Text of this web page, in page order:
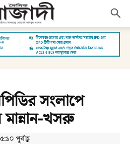
সংলাপে
খসরু
পূর্বাহ্ণ